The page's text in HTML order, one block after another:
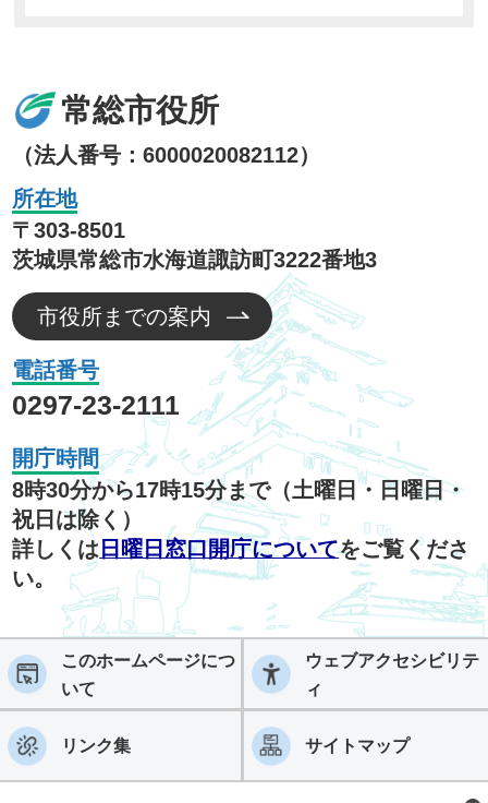
常総市役所
（法人番号：6000020082112）
所在地
〒303-8501
茨城県常総市水海道諏訪町3222番地3
市役所までの案内
電話番号
0297-23-2111
開庁時間
8時30分から17時15分まで（土曜日・日曜日・
祝日は除く）
詳しくは 日曜日窓口開庁についてをご覧くださ
い。
このホームページにつ
いて
ウェブアクセシビリテ
ィ
リンク集 サイトマップ